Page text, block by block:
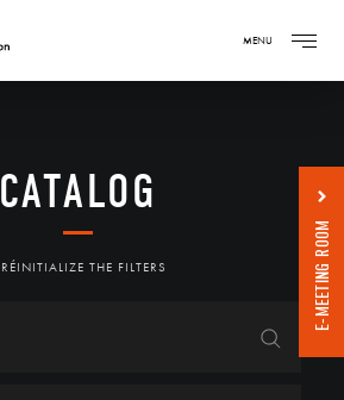
MENU
CATALOG
RÉINITIALIZE THE FILTERS E-MEETING ROOM